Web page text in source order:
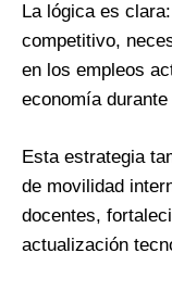
La lógica es
competitivo,
en los empleos
economía
Esta estrategia
de movilidad
docentes,
actualización